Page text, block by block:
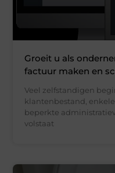
Groeit u als
factuur maken en
Veel zelfstandigen
klantenbestand,
beperkte
volstaat